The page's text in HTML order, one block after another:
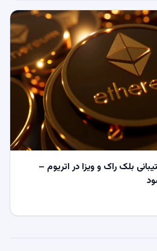
بلک راک و ویزا در اتریوم –